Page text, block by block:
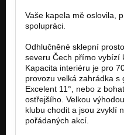
Vaše kapela mě oslovila,
spolupráci.
Odhlučněné sklepní
severu Čech přímo vybízí
Kapacita interiéru je pro
provozu velká zahrádka s
Excelent 11°, nebo z
ostřejšího. Velkou
klubu chodit a jsou zvyklí
pořádaných akcí.